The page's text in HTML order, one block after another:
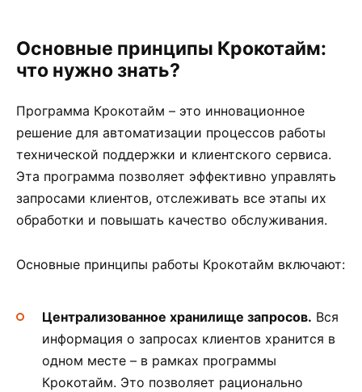
Основные принципы Крокотайм:
что нужно знать?
Программа Крокотайм – это инновационное
решение для автоматизации процессов работы
технической поддержки и клиентского сервиса.
Эта программа позволяет эффективно управлять
запросами клиентов, отслеживать все этапы их
обработки и повышать качество обслуживания.
Основные принципы работы Крокотайм включают:
Централизованное хранилище запросов. Вся
информация о запросах клиентов хранится в
одном месте – в рамках программы
Крокотайм. Это позволяет рационально